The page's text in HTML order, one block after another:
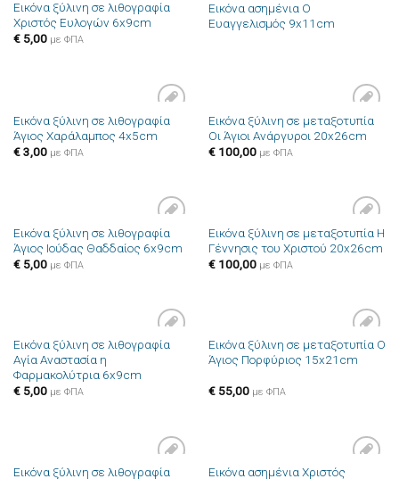
Πρόσθήκη
στην λίστα
Εικόνα ξύλινη σε λιθογραφία
Χριστός Ευλογών 6x9cm
€5,00 με ΦΠΑ
στην λίστα
Εικόνα ασημένια Ο
Ευαγγελισμός 9x11cm
Πρόσθήκη
στην λίστα
Εικόνα ξύλινη σε λιθογραφία
Άγιος Χαράλαμπος 4x5cm
€3,00 με ΦΠΑ
Πρόσθήκη
στην λίστα
Εικόνα ξύλινη σε μεταξοτυπία
Οι Άγιοι Ανάργυροι 20x26cm
€100,00 με ΦΠΑ
Πρόσθήκη
στην λίστα
Εικόνα ξύλινη σε λιθογραφία
Άγιος Ιούδας Θαδδαίος 6x9cm
€5,00 με ΦΠΑ
Πρόσθήκη
στην λίστα
Εικόνα ξύλινη σε μεταξοτυπία Η
Γέννησις του Χριστού 20x26cm
€100,00 με ΦΠΑ
Πρόσθήκη
επιθυμιών
Εικόνα ξύλινη σε λιθογραφία
Αγία Αναστασία η
Φαρμακολύτρια 6x9cm
€5,00 με ΦΠΑ
Πρόσθήκη
στην λίστα
Εικόνα ξύλινη σε μεταξοτυπία Ο
Άγιος Πορφύριος 15x21cm
€55,00 με ΦΠΑ
Εικόνα ξύλινη σε λιθογραφία
Εικόνα ασημένια Χριστός